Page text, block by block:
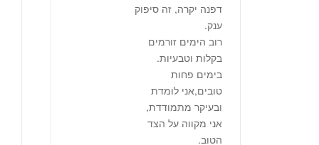
דפנה יקרה, זה סיפוק
ענק.
רוב הימים זורמים
בקלות וטבעיות.
בימים פחות
טובים,אני לומדת
ובעיקר מתמודדת,
אני מקווה על הצד
הטוב.